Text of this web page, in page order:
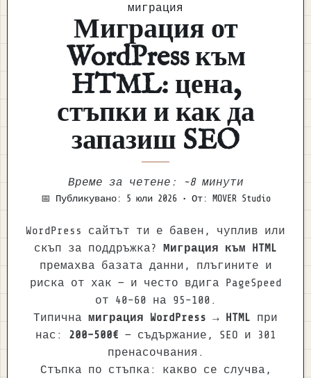
миграция
Миграция от
WordPress към
HTML: цена,
стъпки и как да
запазиш SEO
Време за четене: ~8 минути
📅 Публикувано: 5 юли 2026 • От: MOVER Studio
WordPress сайтът ти е бавен, чуплив или
скъп за поддръжка? Миграция към HTML
премахва базата данни, плъгините и
риска от хак — и често вдига PageSpeed
от 40–60 на 95–100.
Типична миграция WordPress → HTML при
нас: 200–500€ — съдържание, SEO и 301
пренасочвания.
Стъпка по стъпка: какво се случва,